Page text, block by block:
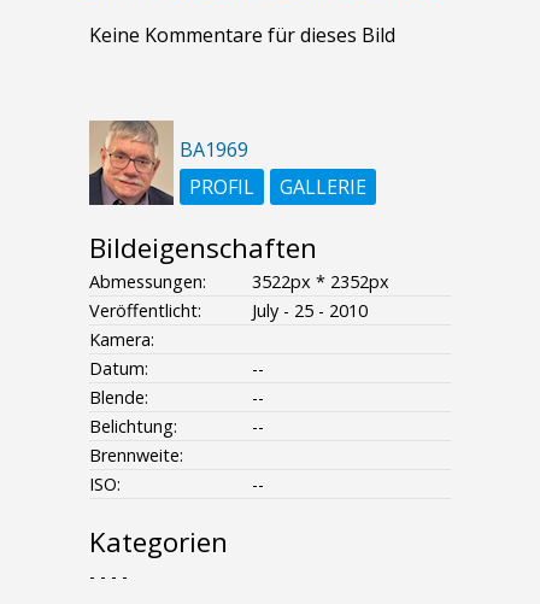
Keine Kommentare für dieses Bild
BA1969
PROFIL
GALLERIE
Bildeigenschaften
Abmessungen:
3522px * 2352px
Veröffentlicht:
July - 25 - 2010
Kamera:
Datum:
--
Blende:
--
Belichtung:
--
Brennweite:
ISO:
--
Kategorien
- - - -